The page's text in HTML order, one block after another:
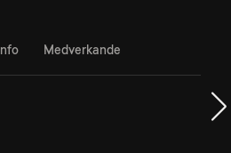
Medverkande